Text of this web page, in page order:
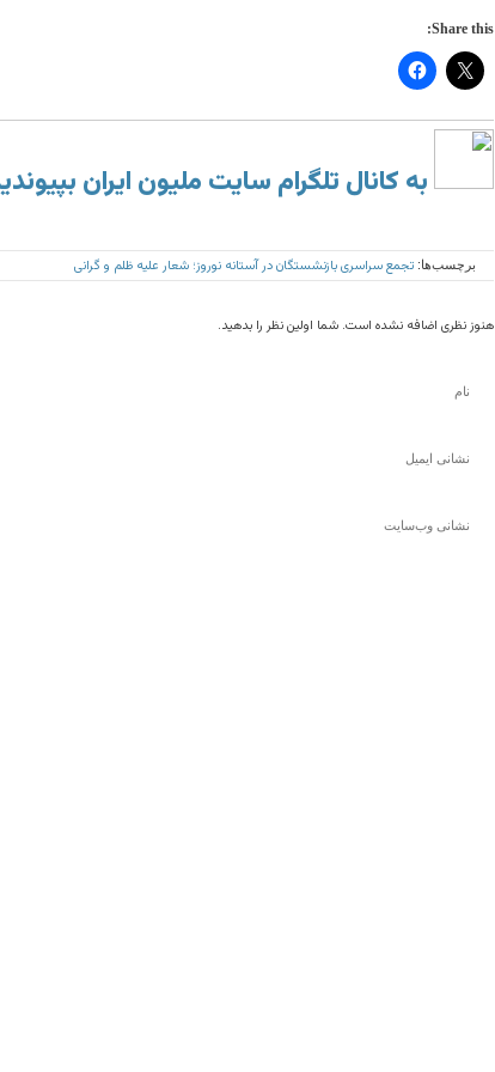
Share this:
به کانال تلگرام سایت ملیون ایران
برچسب‌ها: تجمع سراسری بازنشستگان در آستانه نوروز؛ شعار علیه ظلم و گرانی
هنوز نظری اضافه نشده است. شما اولین نظر را بدهید.